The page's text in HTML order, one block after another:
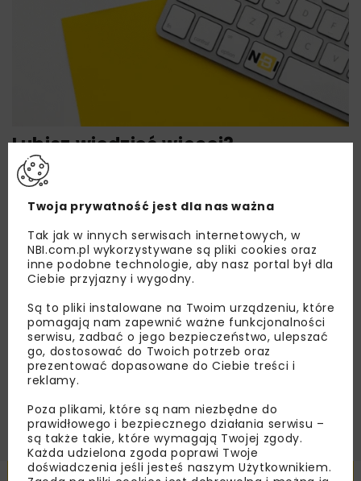
Lubisz wiedzieć więcej?
Zapisz się do newslettera aby otrzymywać od
zaproszenia na wydarzenia, atrakcyjne oferty i
dedykowane akcje specjalne.
Zapoznałam/em się zPolityką Prywatnościi
Regulaminem oraz wyrażam zgodę na otrzymywanie na
podany przeze mnie adres e-mail korespondencji
handlowej w postaci newslettera.
Twoja prywatność jest dla nas ważna
Tak jak w innych serwisach internetowych, w
NBI.com.pl wykorzystywane są pliki cookies oraz
inne podobne technologie, aby nasz portal był dla
Ciebie przyjazny i wygodny.
Są to pliki instalowane na Twoim urządzeniu, które
pomagają nam zapewnić ważne funkcjonalności
serwisu, zadbać o jego bezpieczeństwo, ulepszać
go, dostosować do Twoich potrzeb oraz
prezentować dopasowane do Ciebie treści i
reklamy.
Poza plikami, które są nam niezbędne do
prawidłowego i bezpiecznego działania serwisu –
są także takie, które wymagają Twojej zgody.
Każda udzielona zgoda poprawi Twoje
doświadczenia jeśli jesteś naszym Użytkownikiem.